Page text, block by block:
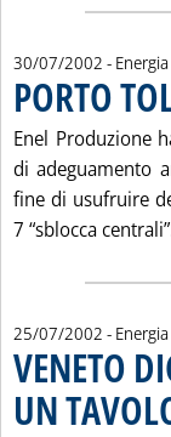
30/07/2002 -
PORTO
Enel Produzione
di adeguamento
fine di usufruire
7 “sblocca
25/07/2002 -
VENETO
UN